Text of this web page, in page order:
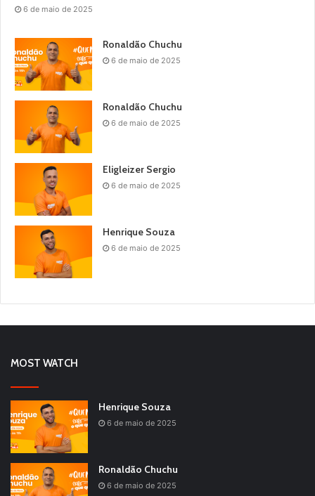
6 de maio de 2025
Ronaldão Chuchu
6 de maio de 2025
Ronaldão Chuchu
6 de maio de 2025
Eligleizer Sergio
6 de maio de 2025
Henrique Souza
6 de maio de 2025
MOST WATCH
Henrique Souza
6 de maio de 2025
Ronaldão Chuchu
6 de maio de 2025